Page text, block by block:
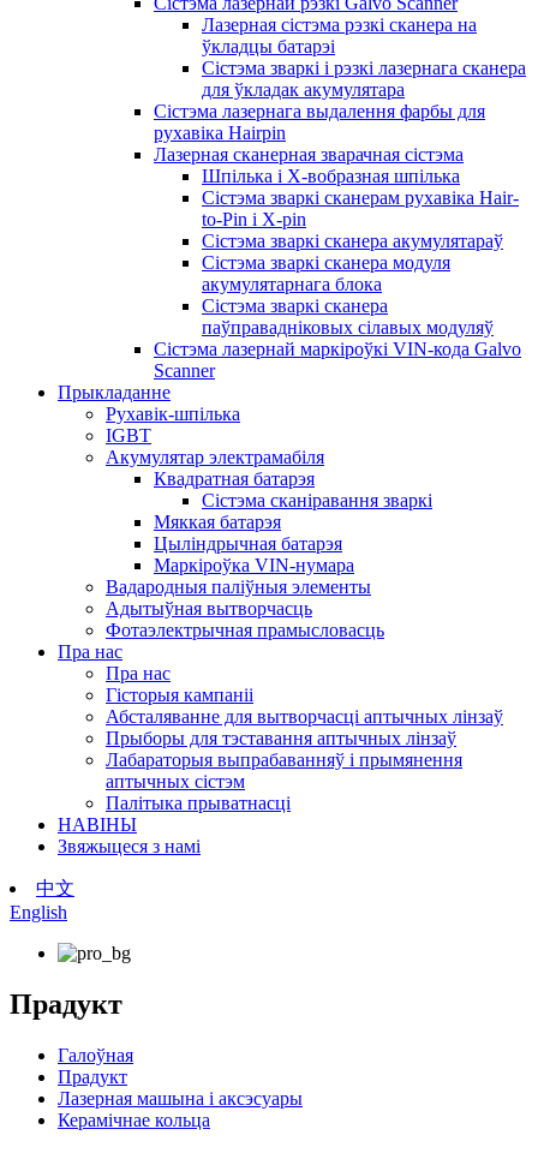
Лазерная сістэма рэзкі сканера на
ўкладцы батарэі
Сістэма зваркі і рэзкі лазернага сканера
для ўкладак акумулятара
Сістэма лазернага выдалення фарбы для
рухавіка Hairpin
Лазерная сканерная зварачная сістэма
Шпілька і X-вобразная шпілька
Сістэма зваркі сканерам рухавіка Hair-
to-Pin і X-pin
Сістэма зваркі сканера акумулятараў
Сістэма зваркі сканера модуля
акумулятарнага блока
Сістэма зваркі сканера
паўправадніковых сілавых модуляў
Сістэма лазернай маркіроўкі VIN-кода Galvo
Scanner
Прыкладанне
Рухавік-шпілька
IGBT
Акумулятар электрамабіля
Квадратная батарэя
Сістэма сканіравання зваркі
Мяккая батарэя
Цыліндрычная батарэя
Маркіроўка VIN-нумара
Вадародныя паліўныя элементы
Адытыўная вытворчасць
Фотаэлектрычная прамысловасць
Пра нас
Пра нас
Гісторыя кампаніі
Абсталяванне для вытворчасці аптычных лінзаў
Прыборы для тэставання аптычных лінзаў
Лабараторыя выпрабаванняў і прымянення
аптычных сістэм
Палітыка прыватнасці
НАВІНЫ
Звяжыцеся з намі
中文
English
Прадукт
Галоўная
Прадукт
Лазерная машына і аксэсуары
Керамічнае кольца